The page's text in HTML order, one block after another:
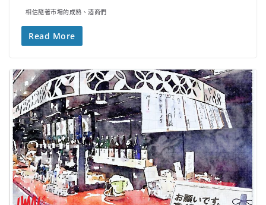
相信隨著市場的成熟、酒商們
Read More